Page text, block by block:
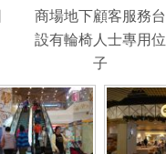
商場地下顧客服務台
設有輪椅人士專用位
子